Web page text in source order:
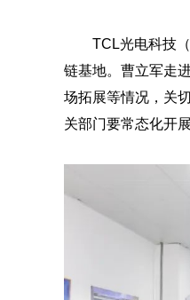
TCL光电科技
链基地。曹立军走
场拓展等情况，关
关部门要常态化开